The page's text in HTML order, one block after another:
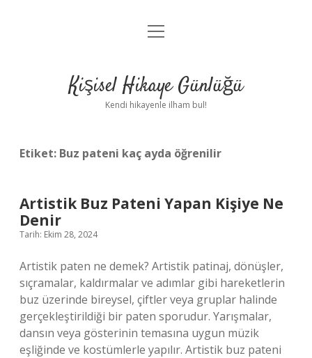
Anasayfa
Yasal Uyarı
menüyü
Kişisel Hikaye Günlüğü
Kendi hikayenle ilham bul!
Etiket: Buz pateni kaç ayda öğrenilir
Artistik Buz Pateni Yapan Kişiye Ne
Denir
Tarih: Ekim 28, 2024
Artistik paten ne demek? Artistik patinaj, dönüşler,
sıçramalar, kaldırmalar ve adımlar gibi hareketlerin
buz üzerinde bireysel, çiftler veya gruplar halinde
gerçekleştirildiği bir paten sporudur. Yarışmalar,
dansın veya gösterinin temasına uygun müzik
eşliğinde ve kostümlerle yapılır. Artistik buz pateni